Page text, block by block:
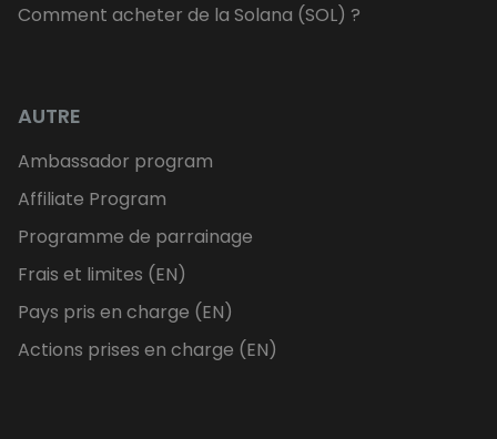
Comment acheter de la Solana (SOL) ?
AUTRE
Ambassador program
Affiliate Program
Programme de parrainage
Frais et limites (EN)
Pays pris en charge (EN)
Actions prises en charge (EN)